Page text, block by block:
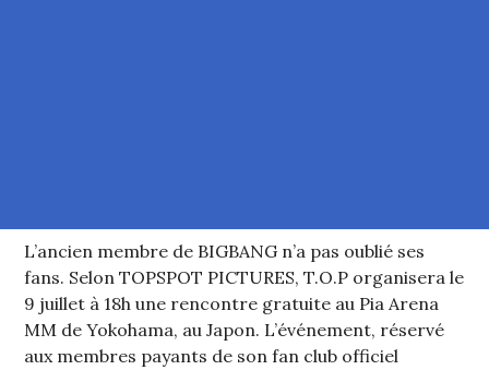
L’ancien membre de BIGBANG n’a pas oublié ses
fans. Selon TOPSPOT PICTURES, T.O.P organisera le
9 juillet à 18h une rencontre gratuite au Pia Arena
MM de Yokohama, au Japon. L’événement, réservé
aux membres payants de son fan club officiel